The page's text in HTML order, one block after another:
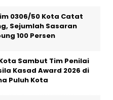
0306/50 Kota Catat
Sejumlah Sasaran
100 Persen
Sambut Tim Penilai
Kasad Award 2026 di
Puluh Kota